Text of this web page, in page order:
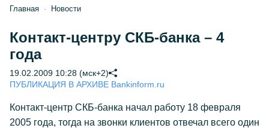
Главная Новости
Контакт-центру СКБ-банка – 4
года
19.02.2009 10:28 (мск+2)
ПУБЛИКАЦИЯ В АРХИВЕ Bankinform.ru
Контакт-центр СКБ-банка начал работу 18 февраля
2005 года, тогда на звонки клиентов отвечал всего один